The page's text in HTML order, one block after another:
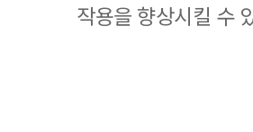
작용을 향상시킬 수